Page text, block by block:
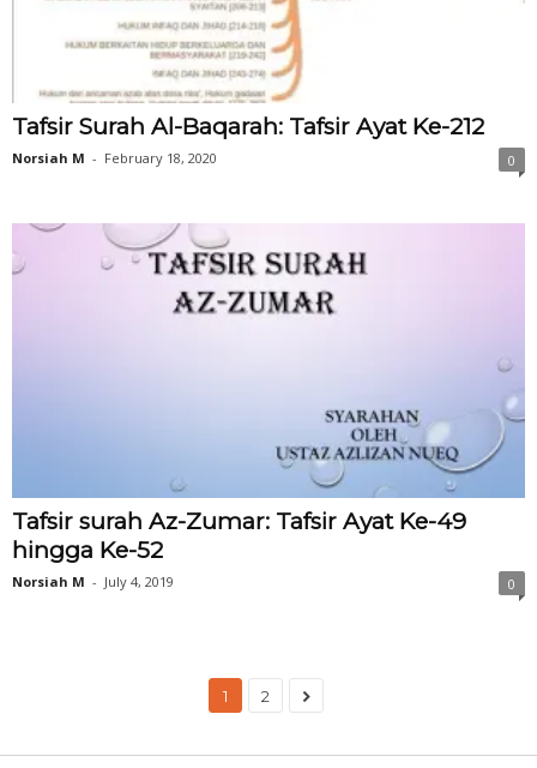
Tafsir Surah Al-Baqarah: Tafsir Ayat Ke-212
Norsiah M - February 18, 2020 0
Tafsir surah Az-Zumar: Tafsir Ayat Ke-49
hingga Ke-52
Norsiah M - July 4, 2019 0
1 2